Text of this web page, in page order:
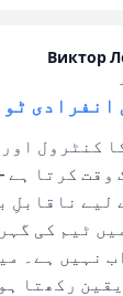
Виктор
ٹوٹل
کنٹرول
وقت کرتا ہے
ٹیم کی
نہیں ہے۔